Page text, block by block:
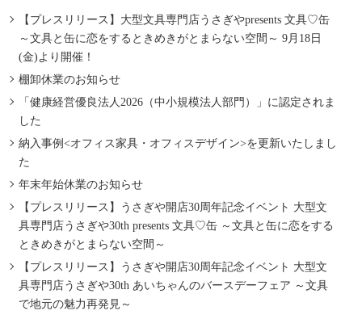
【プレスリリース】大型文具専門店うさぎやpresents 文具♡缶
～文具と缶に恋をするときめきがとまらない空間～ 9月18日
(金)より開催！
棚卸休業のお知らせ
「健康経営優良法人2026（中小規模法人部門）」に認定されま
した
納入事例<オフィス家具・オフィスデザイン>を更新いたしまし
た
年末年始休業のお知らせ
【プレスリリース】うさぎや開店30周年記念イベント 大型文
具専門店うさぎや30th presents 文具♡缶 ～文具と缶に恋をする
ときめきがとまらない空間～
【プレスリリース】うさぎや開店30周年記念イベント 大型文
具専門店うさぎや30th あいちゃんのバースデーフェア ～文具
で地元の魅力再発見～